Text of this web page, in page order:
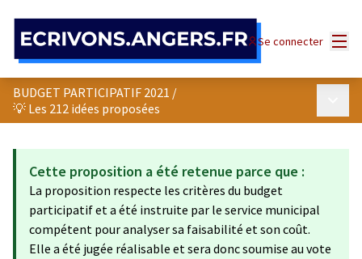
Se connecter
BUDGET PARTICIPATIF 2021 /
💡 Les 212 idées proposées
Cette proposition a été retenue parce que :
La proposition respecte les critères du budget
participatif et a été instruite par le service municipal
compétent pour analyser sa faisabilité et son coût.
Elle a été jugée réalisable et sera donc soumise au vote